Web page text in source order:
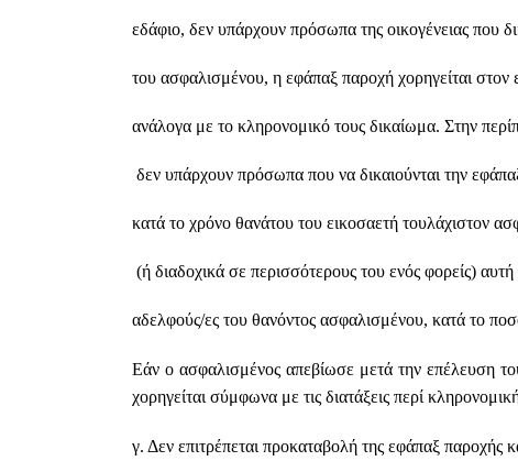
εδάφιο, δεν υπάρχουν πρόσωπα της οικογένειας που
του ασφαλισμένου, η εφάπαξ παροχή χορηγείται στον
ανάλογα με το κληρονομικό τους δικαίωμα. Στην
δεν υπάρχουν πρόσωπα που να δικαιούνται την
κατά το χρόνο θανάτου του εικοσαετή τουλάχιστον
(ή διαδοχικά σε περισσότερους του ενός φορείς) αυτή
αδελφούς/ες του θανόντος ασφαλισμένου, κατά το
Εάν ο ασφαλισμένος απεβίωσε μετά την επέλευση
χορηγείται σύμφωνα με τις διατάξεις περί
γ. Δεν επιτρέπεται προκαταβολή της εφάπαξ παροχής